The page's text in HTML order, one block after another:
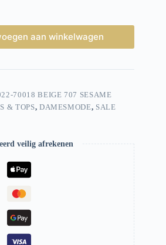
aan winkelwagen
70018 BEIGE 707 SESAME
& TOPS, DAMESMODE, SALE
veilig afrekenen